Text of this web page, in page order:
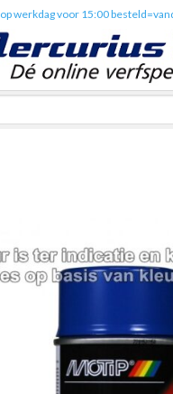
op werkdag voor 15:00